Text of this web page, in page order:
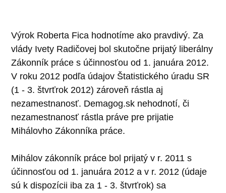
Výrok Roberta Fica hodnotíme ako pravdivý. Za
vlády Ivety Radičovej bol skutočne prijatý liberálny
Zákonník práce s účinnosťou od 1. januára 2012.
V roku 2012 podľa údajov Štatistického úradu SR
(1 - 3. štvrťrok 2012) zároveň rástla aj
nezamestnanosť. Demagog.sk nehodnotí, či
nezamestnanosť rástla práve pre prijatie
Mihálovho Zákonníka práce.
Mihálov zákonník práce bol prijatý v r. 2011 s
účinnosťou od 1. januára 2012 a v r. 2012 (údaje
sú k dispozícii iba za 1 - 3. štvrťrok) sa